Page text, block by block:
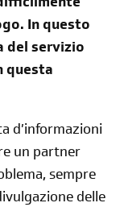
In questo
del servizio
questa
d’informazioni
un partner
sempre
delle